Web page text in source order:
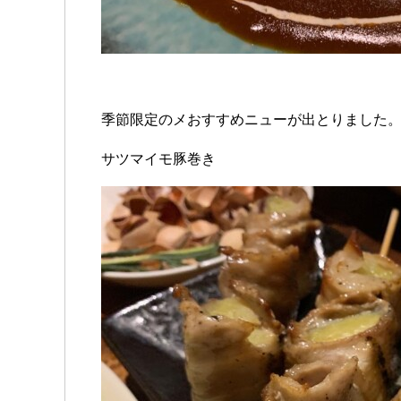
季節限定のメおすすめニューが出とりました。
サツマイモ豚巻き